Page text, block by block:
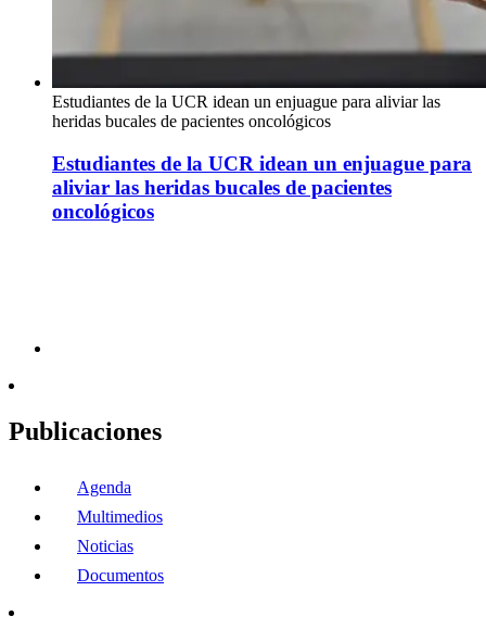
Estudiantes de la UCR idean un enjuague para aliviar las
heridas bucales de pacientes oncológicos
Estudiantes de la UCR idean un enjuague para
aliviar las heridas bucales de pacientes
oncológicos
Publicaciones
Agenda
Multimedios
Noticias
Documentos